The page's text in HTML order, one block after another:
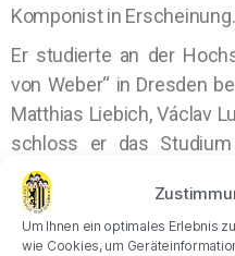
Um Ihnen ein optimales Erlebnis
wie Cookies, um
Komponist in Erscheinung.
Er studierte an der
von Weber“ in Dresden
Matthias Liebich, Václav
schloss er das
Music“ mit dem
Bis 2010 leitete er
GmbH*“. Seit 2008 ist